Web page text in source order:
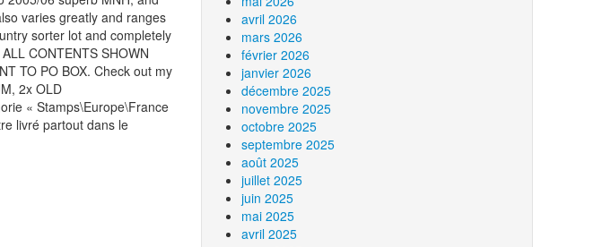
varies greatly and ranges
sorter lot and completely
CONTENTS SHOWN
TO PO BOX. Check out my
2x OLD
« Stamps\Europe\France
livré partout dans le
avril 2026
mars 2026
février 2026
janvier 2026
décembre 2025
novembre 2025
octobre 2025
septembre 2025
août 2025
juillet 2025
juin 2025
mai 2025
avril 2025